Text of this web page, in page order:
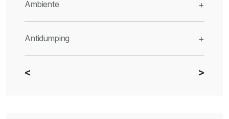
Ambiente +
Antidumping +
CBAM +
< >